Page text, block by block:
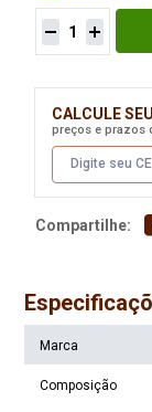
CALCULE
preços e prazos
Compartilhe:
Marca
Composição